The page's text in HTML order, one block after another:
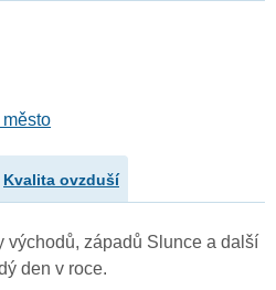
Kvalita ovzduší
východů, západů Slunce a další
den v roce.